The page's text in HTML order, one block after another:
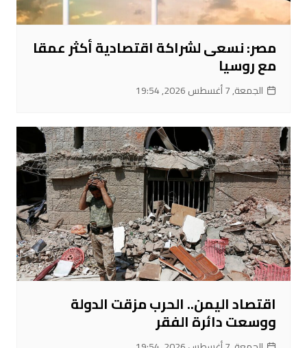
مصر: نسعى لشراكة اقتصادية أكثر عمقا
مع روسيا
الجمعة, 7 أغسطس 2026, 19:54
اقتصاد اليمن.. الحرب مزقت الدولة
ووسعت دائرة الفقر